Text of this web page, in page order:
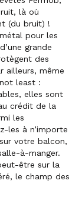
là où
(du bruit) !
pour les
grande
des
ailleurs, même
least :
elles sont
crédit de la
les
les à n’importe
votre balcon,
à-manger.
être sur la
le champ des